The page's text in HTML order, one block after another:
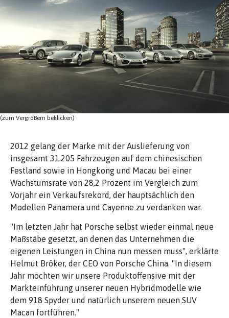
(zum Vergrößern beklicken)
2012 gelang der Marke mit der Auslieferung von
insgesamt 31.205 Fahrzeugen auf dem chinesischen
Festland sowie in Hongkong und Macau bei einer
Wachstumsrate von 28,2 Prozent im Vergleich zum
Vorjahr ein Verkaufsrekord, der hauptsächlich den
Modellen Panamera und Cayenne zu verdanken war.
"Im letzten Jahr hat Porsche selbst wieder einmal neue
Maßstäbe gesetzt, an denen das Unternehmen die
eigenen Leistungen in China nun messen muss", erklärte
Helmut Bröker, der CEO von Porsche China. "In diesem
Jahr möchten wir unsere Produktoffensive mit der
Markteinführung unserer neuen Hybridmodelle wie
dem 918 Spyder und natürlich unserem neuen SUV
Macan fortführen."